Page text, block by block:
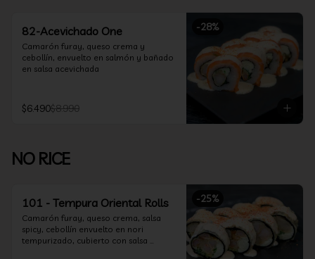
-28%
82-Acevichado One
Camarón furay, queso crema y
cebollín, envuelto en salmón y bañado
en salsa acevichada
$6.490$8.990
NO RICE
-25%
101 - Tempura Oriental Rolls
Camarón furay, queso crema, salsa
spicy, cebollín envuelto en nori
tempurizado, cubierto con salsa